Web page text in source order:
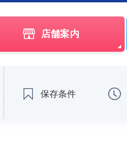
店舗案内
保存条件